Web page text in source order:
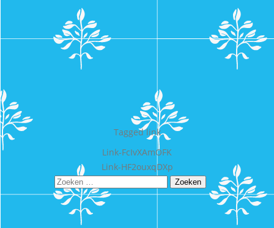
Taggedlink
navigatie
Link-FcIvXAmOFK
Link-HF2ouxqDXp
Zoeken
naar: